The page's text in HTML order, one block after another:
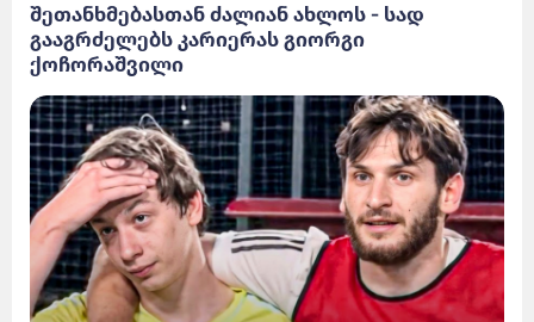
შეთანხმებასთან ძალიან ახლოს - სად
გააგრძელებს კარიერას გიორგი
ქოჩორაშვილი